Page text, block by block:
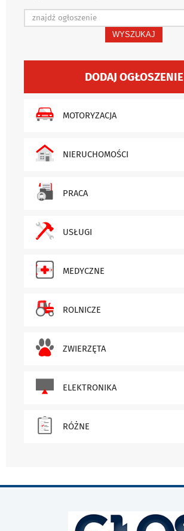
WYSZUKAJ
DODAJ OGŁOSZENIE
MOTORYZACJA
NIERUCHOMOŚCI
PRACA
USŁUGI
MEDYCZNE
ROLNICZE
ZWIERZĘTA
ELEKTRONIKA
RÓŻNE